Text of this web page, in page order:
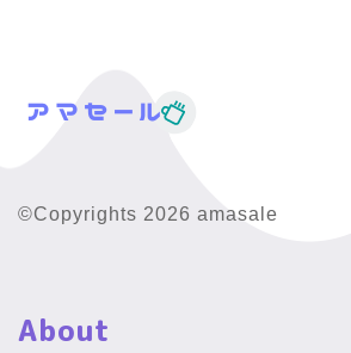
©Copyrights 2026 amasale
About